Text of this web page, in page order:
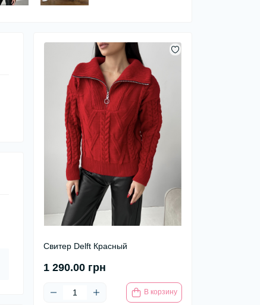
Свитер Delft Красный
1 290.00 грн
В корзину